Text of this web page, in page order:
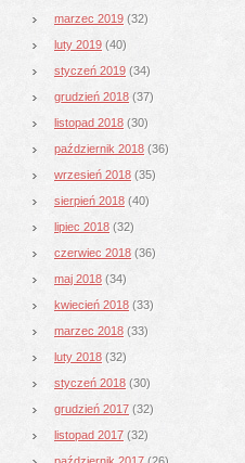
marzec 2019 (32)
luty 2019 (40)
styczeń 2019 (34)
grudzień 2018 (37)
listopad 2018 (30)
październik 2018 (36)
wrzesień 2018 (35)
sierpień 2018 (40)
lipiec 2018 (32)
czerwiec 2018 (36)
maj 2018 (34)
kwiecień 2018 (33)
marzec 2018 (33)
luty 2018 (32)
styczeń 2018 (30)
grudzień 2017 (32)
listopad 2017 (32)